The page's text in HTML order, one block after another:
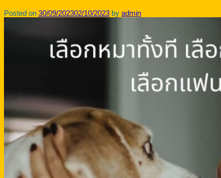
Posted on 30/09/202302/10/2023 by admin